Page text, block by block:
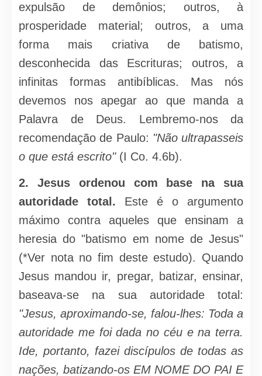
expulsão de demônios; outros, à
prosperidade ma­terial; outros, a uma
forma mais criativa de batismo,
desconhecida das Escrituras; outros, a
infinitas formas antibíblicas. Mas nós
devemos nos apegar ao que manda a
Palavra de Deus. Lembremo-nos da
recomendação de Paulo: "Não ultrapasseis
o que está escrito" (I Co. 4.6b).
2.
Jesus ordenou com base na sua
autoridade total. Este é o argumento
máximo contra aqueles que ensinam a
heresia do "batismo em nome de Jesus"
(*Ver nota no fim deste estudo). Quando
Jesus mandou ir, pregar, batizar, ensinar,
baseava-se na sua autoridade total:
"Jesus, aproximando-se, falou-lhes: Toda a
autoridade me foi dada no céu e na terra.
Ide, portanto, fazei discí­pulos de todas as
nações, batizando-os EM NOME DO PAI E